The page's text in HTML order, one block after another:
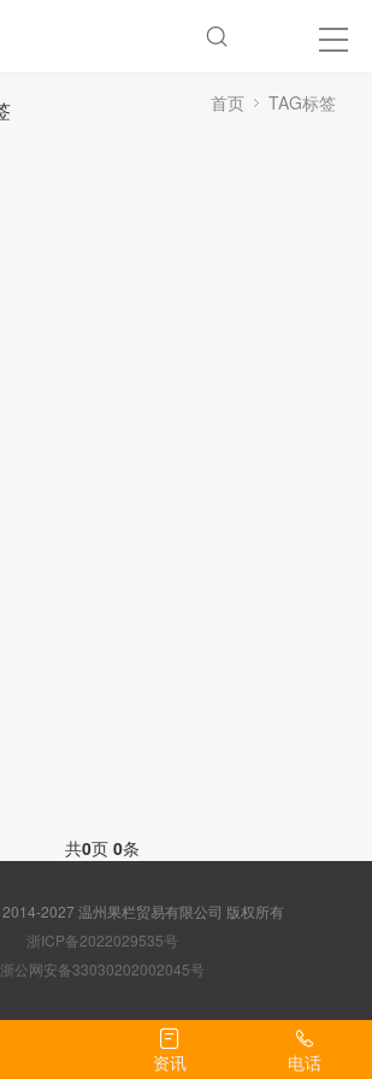
首页 TAG标签
共0页 0条
2027 温州果栏贸易有限公司 版权所有
浙ICP备2022029535号
浙公网安备33030202002045号
资讯 电话